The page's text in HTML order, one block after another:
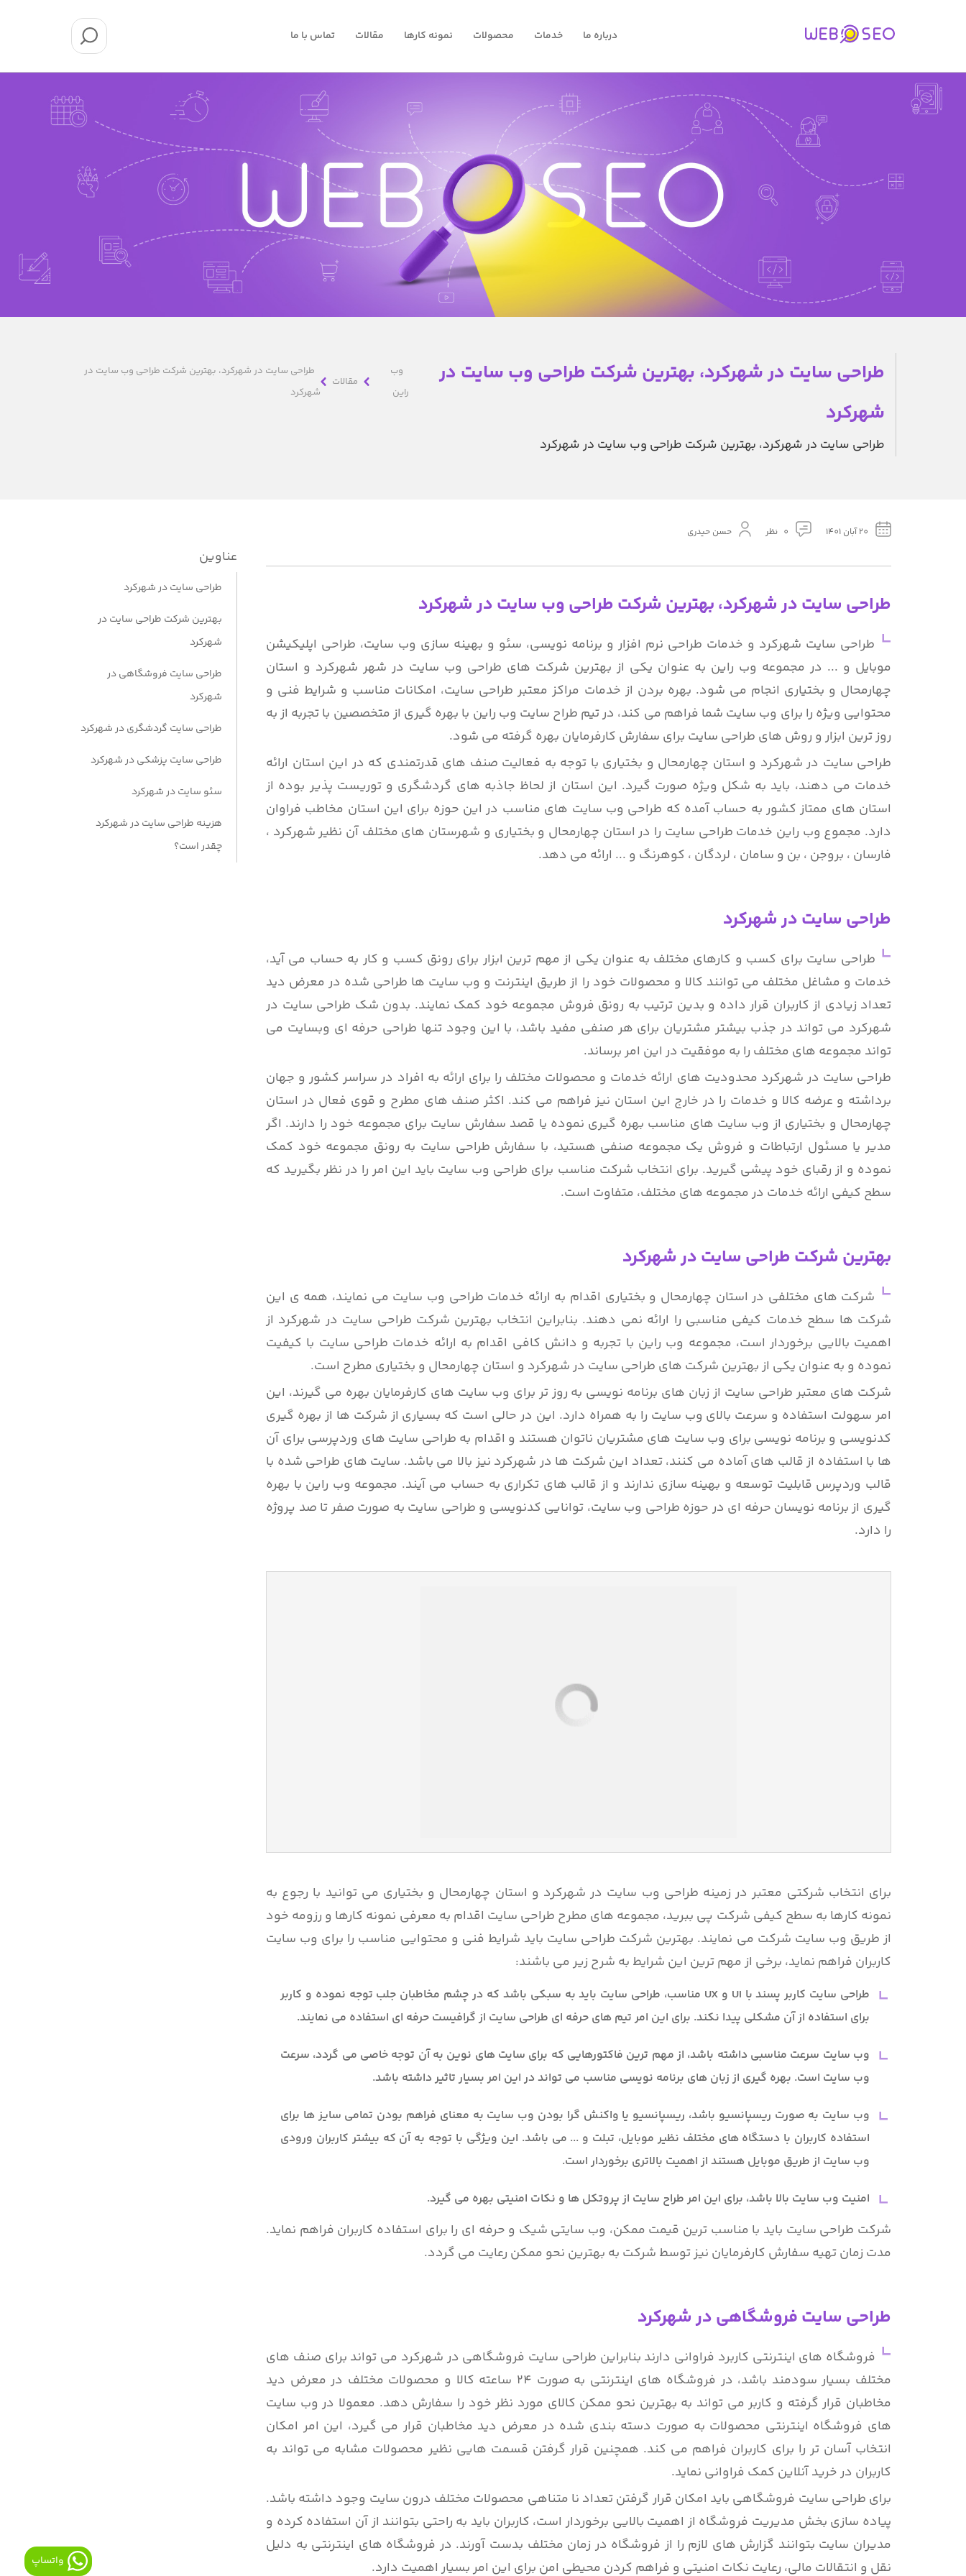
درباره ما خدمات محصولات نمونه کارها مقالات تماس با ما
طراحی سایت در شهرکرد، بهترین شرکت طراحی وب سایت در
شهرکرد
طراحی سایت در شهرکرد، بهترین شرکت طراحی وب سایت در شهرکرد
وب
راین
مقالات
طراحی سایت در شهرکرد، بهترین شرکت طراحی وب سایت در
شهرکرد
20 آبان 1401 0 نظر حسن حیدری
طراحی سایت در شهرکرد، بهترین شرکت طراحی وب سایت در شهرکرد
طراحی سایت شهرکرد و خدمات طراحی نرم افزار و برنامه نویسی، سئو و بهینه سازی وب سایت، طراحی اپلیکیشن
موبایل و ... در مجموعه وب راین به عنوان یکی از بهترین شرکت های طراحی وب سایت در شهر شهرکرد و استان
چهارمحال و بختیاری انجام می شود. بهره بردن از خدمات مراکز معتبر طراحی سایت، امکانات مناسب و شرایط فنی و
محتوایی ویژه را برای وب سایت شما فراهم می کند، در تیم طراح سایت وب راین با بهره گیری از متخصصین با تجربه از به
روز ترین ابزار و روش های طراحی سایت برای سفارش کارفرمایان بهره گرفته می شود.
طراحی سایت در شهرکرد و استان چهارمحال و بختیاری با توجه به فعالیت صنف های قدرتمندی که در این استان ارائه
خدمات می دهند، باید به شکل ویژه صورت گیرد. این استان از لحاظ جاذبه های گردشگری و توریست پذیر بوده از
استان های ممتاز کشور به حساب آمده که طراحی وب سایت های مناسب در این حوزه برای این استان مخاطب فراوان
دارد. مجموع وب راین خدمات طراحی سایت را در استان چهارمحال و بختیاری و شهرستان های مختلف آن نظیر شهرکرد ،
فارسان ، بروجن ، بن و سامان ، لردگان ، کوهرنگ و ... ارائه می دهد.
طراحی سایت در شهرکرد
طراحی سایت برای کسب و کارهای مختلف به عنوان یکی از مهم ترین ابزار برای رونق کسب و کار به حساب می آید،
خدمات و مشاغل مختلف می توانند کالا و محصولات خود را از طریق اینترنت و وب سایت ها طراحی شده در معرض دید
تعداد زیادی از کاربران قرار داده و بدین ترتیب به رونق فروش مجموعه خود کمک نمایند. بدون شک طراحی سایت در
شهرکرد می تواند در جذب بیشتر مشتریان برای هر صنفی مفید باشد، با این وجود تنها طراحی حرفه ای وبسایت می
تواند مجموعه های مختلف را به موفقیت در این امر برساند.
طراحی سایت در شهرکرد محدودیت های ارائه خدمات و محصولات مختلف را برای ارائه به افراد در سراسر کشور و جهان
برداشته و عرضه کالا و خدمات را در خارج این استان نیز فراهم می کند. اکثر صنف های مطرح و قوی فعال در استان
چهارمحال و بختیاری از وب سایت های مناسب بهره گیری نموده یا قصد سفارش سایت برای مجموعه خود را دارند. اگر
مدیر یا مسئول ارتباطات و فروش یک مجموعه صنفی هستید، با سفارش طراحی سایت به رونق مجموعه خود کمک
نموده و از رقبای خود پیشی گیرید. برای انتخاب شرکت مناسب برای طراحی وب سایت باید این امر را در نظر بگیرید که
سطح کیفی ارائه خدمات در مجموعه های مختلف، متفاوت است.
بهترین شرکت طراحی سایت در شهرکرد
شرکت های مختلفی در استان چهارمحال و بختیاری اقدام به ارائه خدمات طراحی وب سایت می نمایند، همه ی این
شرکت ها سطح خدمات کیفی مناسبی را ارائه نمی دهند. بنابراین انتخاب بهترین شرکت طراحی سایت در شهرکرد از
اهمیت بالایی برخوردار است، مجموعه وب راین با تجربه و دانش کافی اقدام به ارائه خدمات طراحی سایت با کیفیت
نموده و به عنوان یکی از بهترین شرکت های طراحی سایت در شهرکرد و استان چهارمحال و بختیاری مطرح است.
شرکت های معتبر طراحی سایت از زبان های برنامه نویسی به روز تر برای وب سایت های کارفرمایان بهره می گیرند، این
امر سهولت استفاده و سرعت بالای وب سایت را به همراه دارد. این در حالی است که بسیاری از شرکت ها از بهره گیری
کدنویسی و برنامه نویسی برای وب سایت های مشتریان ناتوان هستند و اقدام به طراحی سایت های وردپرسی برای آن
ها با استفاده از قالب های آماده می کنند، تعداد این شرکت ها در شهرکرد نیز بالا می باشد. سایت های طراحی شده با
قالب وردپرس قابلیت توسعه و بهینه سازی ندارند و از قالب های تکراری به حساب می آیند. مجموعه وب راین با بهره
گیری از برنامه نویسان حرفه ای در حوزه طراحی وب سایت، توانایی کدنویسی و طراحی سایت به صورت صفر تا صد پروژه
را دارد.
برای انتخاب شرکتی معتبر در زمینه طراحی وب سایت در شهرکرد و استان چهارمحال و بختیاری می توانید با رجوع به
نمونه کارها به سطح کیفی شرکت پی ببرید، مجموعه های مطرح طراحی سایت اقدام به معرفی نمونه کارها و رزومه خود
از طریق وب سایت شرکت می نمایند. بهترین شرکت طراحی سایت باید شرایط فنی و محتوایی مناسب را برای وب سایت
کاربران فراهم نماید، برخی از مهم ترین این شرایط به شرح زیر می باشند:
طراحی سایت کاربر پسند با UI و UX مناسب، طراحی سایت باید به سبکی باشد که در چشم مخاطبان جلب توجه نموده و کاربر
برای استفاده از آن مشکلی پیدا نکند. برای این امر تیم های حرفه ای طراحی سایت از گرافیست حرفه ای استفاده می نمایند.
وب سایت سرعت مناسبی داشته باشد، از مهم ترین فاکتورهایی که برای سایت های نوین به آن توجه خاصی می گردد، سرعت
وب سایت است. بهره گیری از زبان های برنامه نویسی مناسب می تواند در این امر بسیار تاثیر داشته باشد.
وب سایت به صورت ریسپانسیو باشد، ریسپانسیو یا واکنش گرا بودن وب سایت به معنای فراهم بودن تمامی سایز ها برای
استفاده کاربران با دستگاه های مختلف نظیر موبایل، تبلت و ... می باشد. این ویژگی با توجه به آن که بیشتر کاربران ورودی
وب سایت از طریق موبایل هستند از اهمیت بالاتری برخوردار است.
امنیت وب سایت بالا باشد، برای این امر طراح سایت از پروتکل ها و نکات امنیتی بهره می گیرد.
شرکت طراحی سایت باید با مناسب ترین قیمت ممکن، وب سایتی شیک و حرفه ای را برای استفاده کاربران فراهم نماید.
مدت زمان تهیه سفارش کارفرمایان نیز توسط شرکت به بهترین نحو ممکن رعایت می گردد.
طراحی سایت فروشگاهی در شهرکرد
فروشگاه های اینترنتی کاربرد فراوانی دارند بنابراین طراحی سایت فروشگاهی در شهرکرد می تواند برای صنف های
مختلف بسیار سودمند باشد، در فروشگاه های اینترنتی به صورت 24 ساعته کالا و محصولات مختلف در معرض دید
مخاطبان قرار گرفته و کاربر می تواند به بهترین نحو ممکن کالای مورد نظر خود را سفارش دهد. معمولا در وب سایت
های فروشگاه اینترنتی محصولات به صورت دسته بندی شده در معرض دید مخاطبان قرار می گیرد، این امر امکان
انتخاب آسان تر را برای کاربران فراهم می کند. همچنین قرار گرفتن قسمت هایی نظیر محصولات مشابه می تواند به
کاربران در خرید آنلاین کمک فراوانی نماید.
برای طراحی سایت فروشگاهی باید امکان قرار گرفتن تعداد نا متناهی محصولات مختلف درون سایت وجود داشته باشد.
پیاده سازی بخش مدیریت فروشگاه از اهمیت بالایی برخوردار است، کاربران باید به راحتی بتوانند از آن استفاده کرده و
مدیران سایت بتوانند گزارش های لازم را از فروشگاه در زمان مختلف بدست آورند. در فروشگاه های اینترنتی به دلیل
نقل و انتقالات مالی، رعایت نکات امنیتی و فراهم کردن محیطی امن برای این امر بسیار اهمیت دارد.
عناوین
طراحی سایت در شهرکرد
بهترین شرکت طراحی سایت در
شهرکرد
طراحی سایت فروشگاهی در
شهرکرد
طراحی سایت گردشگری در شهرکرد
طراحی سایت پزشکی در شهرکرد
سئو سایت در شهرکرد
هزینه طراحی سایت در شهرکرد
چقدر است؟
واتساپ